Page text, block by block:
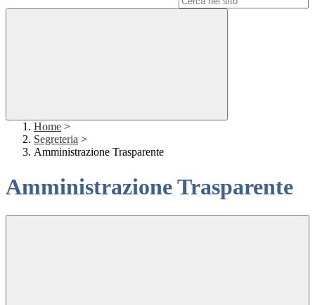
Home >
Segreteria >
Amministrazione Trasparente
Amministrazione Trasparente